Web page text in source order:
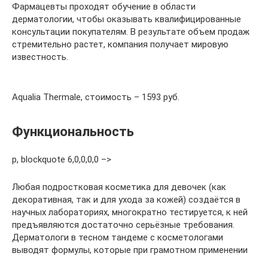
Фармацевты проходят обучение в области
дерматологии, чтобы оказывать квалифицированные
консультации покупателям. В результате объем продаж
стремительно растет, компания получает мировую
известность.
Aqualia Thermale, стоимость – 1593 руб.
Функциональность
p, blockquote 6,0,0,0,0 –>
Любая подростковая косметика для девочек (как
декоративная, так и для ухода за кожей) создаётся в
научных лабораториях, многократно тестируется, к ней
предъявляются достаточно серьёзные требования.
Дерматологи в тесном тандеме с косметологами
выводят формулы, которые при грамотном применении